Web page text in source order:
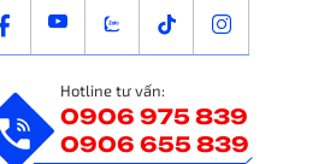
Hotline tư vấn:
0906 975 839
0906 655 839